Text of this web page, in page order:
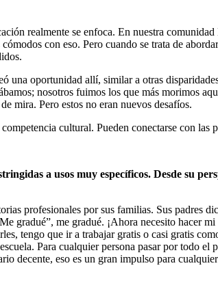
realmente se enfoca. En nuestra
con eso. Pero cuando se trata de
una oportunidad allí, similar a otras
nosotros fuimos los que más morimos
mira. Pero estos no eran nuevos desafíos.
cultural. Pueden conectarse con las
a usos muy específicos. Desde su
profesionales por sus familias. Sus padres
gradué”, me gradué. ¡Ahora necesito hacer
tengo que ir a trabajar gratis o casi gratis
Para cualquier persona pasar por todo el
decente, eso es un gran impulso para